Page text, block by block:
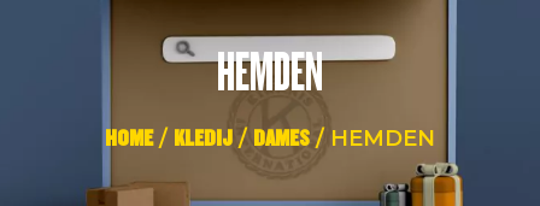
HEMDEN
HOME/ KLEDIJ / DAMES / HEMDEN